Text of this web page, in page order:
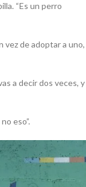
“Es un perro
vez de adoptar a uno,
a decir dos veces, y
eso”.